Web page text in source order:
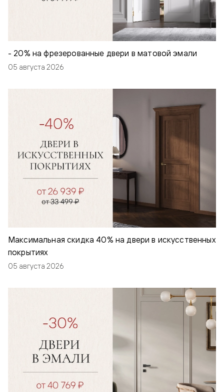
- 20% на фрезерованные двери в матовой эмали
05 августа 2026
Максимальная скидка 40% на двери в искусственных
покрытиях
05 августа 2026